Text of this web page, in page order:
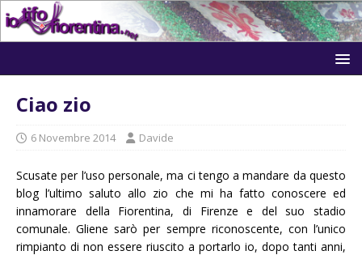
Ciao zio
6 Novembre 2014 Davide
Scusate per l’uso personale, ma ci tengo a mandare da questo
blog l’ultimo saluto allo zio che mi ha fatto conoscere ed
innamorare della Fiorentina, di Firenze e del suo stadio
comunale. Gliene sarò per sempre riconoscente, con l’unico
rimpianto di non essere riuscito a portarlo io, dopo tanti anni,